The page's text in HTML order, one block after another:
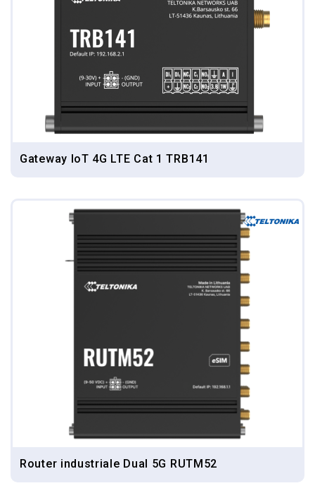
Gateway IoT 4G LTE Cat 1 TRB141
Router industriale Dual 5G RUTM52